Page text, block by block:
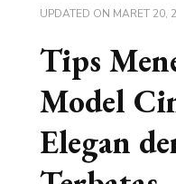
UPDATED ON MARET 20,
Tips
Model
Elegan